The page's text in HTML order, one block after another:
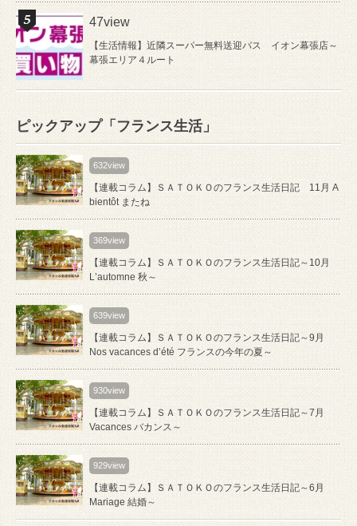
47view
【生活情報】近隣スーパー無料送迎バス イオン幕張店～
幕張エリア４ルート
ピックアップ「フランス生活」
632view
【連載コラム】ＳＡＴＯＫＯのフランス生活日記 11月 A
bientôt またね
369view
【連載コラム】ＳＡＴＯＫＯのフランス生活日記～10月
Lʼautomne 秋～
639view
【連載コラム】ＳＡＴＯＫＯのフランス生活日記～9月
Nos vacances d’été フランスの今年の夏～
930view
【連載コラム】ＳＡＴＯＫＯのフランス生活日記～7月
Vacances バカンス～
929view
【連載コラム】ＳＡＴＯＫＯのフランス生活日記～6月
Mariage 結婚～